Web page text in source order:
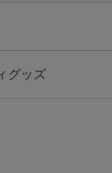
グッズ